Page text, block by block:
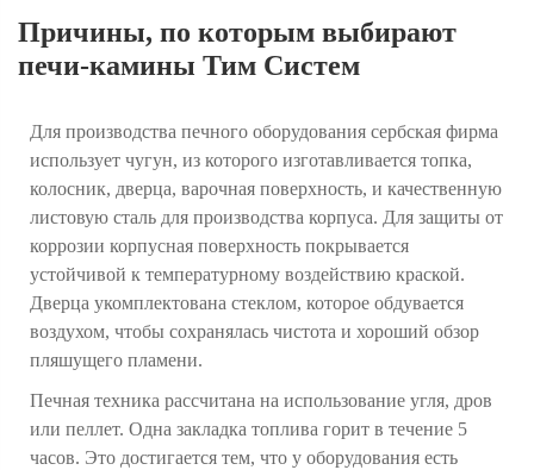
Причины, по которым выбирают
печи-камины Тим Систем
Для производства печного оборудования сербская фирма
использует чугун, из которого изготавливается топка,
колосник, дверца, варочная поверхность, и качественную
листовую сталь для производства корпуса. Для защиты от
коррозии корпусная поверхность покрывается
устойчивой к температурному воздействию краской.
Дверца укомплектована стеклом, которое обдувается
воздухом, чтобы сохранялась чистота и хороший обзор
пляшущего пламени.
Печная техника рассчитана на использование угля, дров
или пеллет. Одна закладка топлива горит в течение 5
часов. Это достигается тем, что у оборудования есть